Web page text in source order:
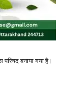
परिषद बनाया गया है।